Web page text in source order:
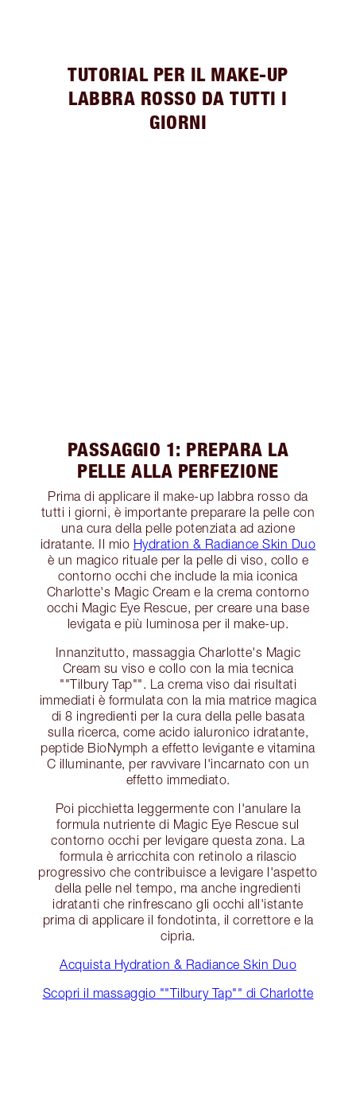
TUTORIAL PER IL MAKE-UP
LABBRA ROSSO DA TUTTI I
GIORNI
PASSAGGIO 1: PREPARA LA
PELLE ALLA PERFEZIONE
Prima di applicare il make-up labbra rosso da
tutti i giorni, è importante preparare la pelle con
una cura della pelle potenziata ad azione
idratante. Il mio Hydration & Radiance Skin Duo
è un magico rituale per la pelle di viso, collo e
contorno occhi che include la mia iconica
Charlotte's Magic Cream e la crema contorno
occhi Magic Eye Rescue, per creare una base
levigata e più luminosa per il make-up.
Innanzitutto, massaggia Charlotte's Magic
Cream su viso e collo con la mia tecnica
""Tilbury Tap"". La crema viso dai risultati
immediati è formulata con la mia matrice magica
di 8 ingredienti per la cura della pelle basata
sulla ricerca, come acido ialuronico idratante,
peptide BioNymph a effetto levigante e vitamina
C illuminante, per ravvivare l'incarnato con un
effetto immediato.
Poi picchietta leggermente con l'anulare la
formula nutriente di Magic Eye Rescue sul
contorno occhi per levigare questa zona. La
formula è arricchita con retinolo a rilascio
progressivo che contribuisce a levigare l'aspetto
della pelle nel tempo, ma anche ingredienti
idratanti che rinfrescano gli occhi all'istante
prima di applicare il fondotinta, il correttore e la
cipria.
Acquista Hydration & Radiance Skin Duo
Scopri il massaggio ""Tilbury Tap"" di Charlotte